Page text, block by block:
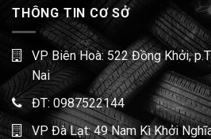
THÔNG TIN CƠ SỞ
VP Biên Hoà: 522 Đồng Khởi,
Nai
ĐT: 0987522144
VP Đà Lạt: 49 Nam Kì Khởi